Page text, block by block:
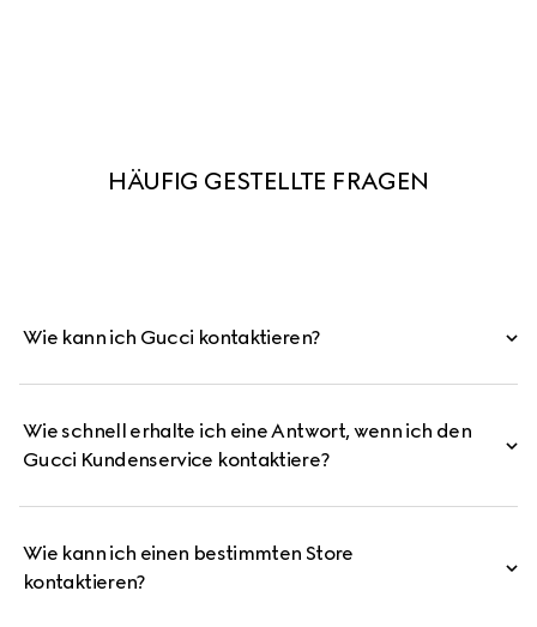
HÄUFIG GESTELLTE FRAGEN
Wie kann ich Gucci kontaktieren?
Wie schnell erhalte ich eine Antwort, wenn ich den
Gucci Kundenservice kontaktiere?
Wie kann ich einen bestimmten Store
kontaktieren?